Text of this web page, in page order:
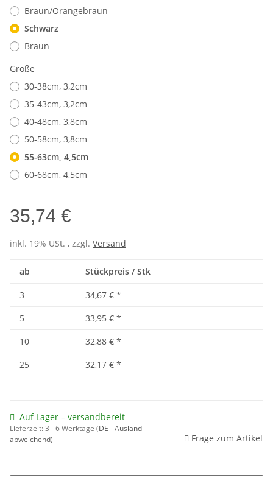
Braun/Orangebraun
Schwarz
Braun
Größe
30-38cm, 3,2cm
35-43cm, 3,2cm
40-48cm, 3,8cm
50-58cm, 3,8cm
55-63cm, 4,5cm
60-68cm, 4,5cm
35,74 €
inkl. 19% USt. , zzgl. Versand
ab Stückpreis / Stk
3 34,67 € *
5
33,95 € *
10
32,88 € *
25
32,17 € *
Auf Lager – versandbereit
Lieferzeit:3 - 6 Werktage (DE - Ausland
abweichend)
Frage zum Artikel